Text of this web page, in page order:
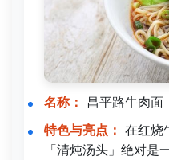
名称：
昌平路牛肉面
特色与亮点： 在红烧
「清炖汤头」绝对是